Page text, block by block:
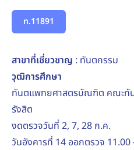
ท.11891
สาขาที่เชี่ยวชาญ : ทันตกรรม
วุฒิการศึกษา
ทันตแพทยศาสตรบัณฑิต คณะทั
รังสิต
งดตรวจวันที่ 2, 7, 28 ก.ค.
วันอังคารที่ 14 ออกตรวจ 11.00